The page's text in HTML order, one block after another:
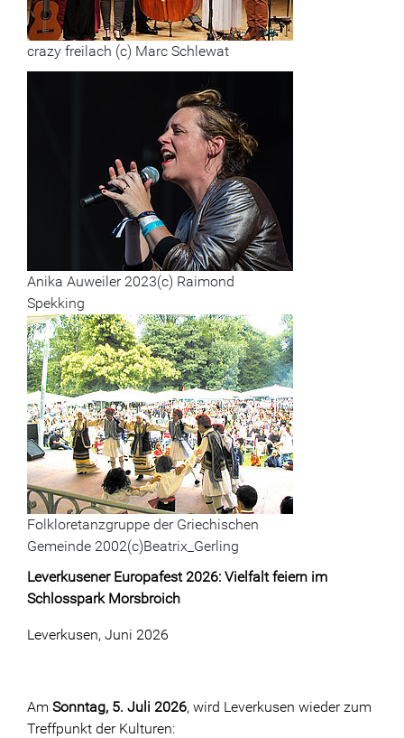
crazy freilach (c) Marc Schlewat
Anika Auweiler 2023(c) Raimond
Spekking
Folkloretanzgruppe der Griechischen
Gemeinde 2002(c)Beatrix_Gerling
Leverkusener Europafest 2026: Vielfalt feiern im
Schlosspark Morsbroich
Leverkusen, Juni 2026
Am Sonntag, 5. Juli 2026, wird Leverkusen wieder zum
Treffpunkt der Kulturen: